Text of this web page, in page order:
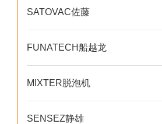
SATOVAC佐藤
FUNATECH船越龙
MIXTER脱泡机
SENSEZ静雄